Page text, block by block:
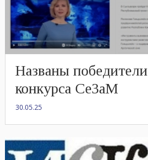
Названы победители
конкурса СеЗаМ
30.05.25